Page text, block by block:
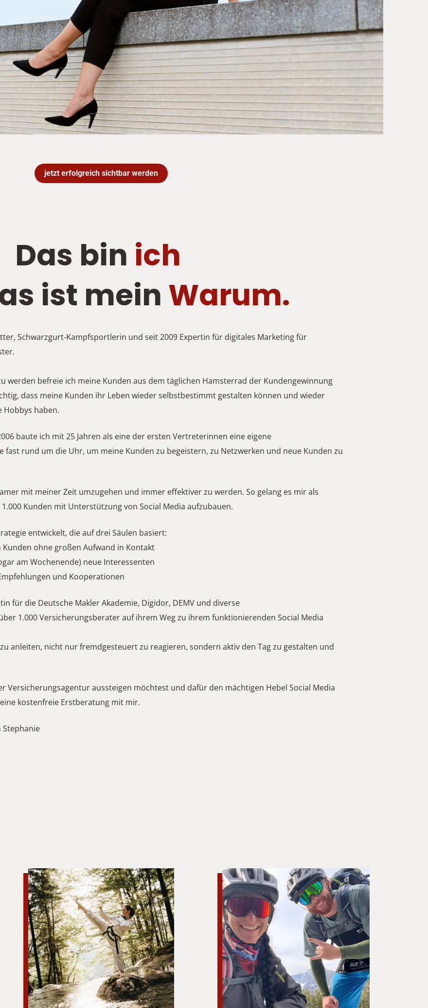
jetzt erfolgreich sichtbar werden
Das bin ich
ist mein Warum.
Schwarzgurt-Kampfsportlerin und seit 2009 Expertin für digitales Marketing für
werden befreie ich meine Kunden aus dem täglichen Hamsterrad der Kundengewinnung
dass meine Kunden ihr Leben wieder selbstbestimmt gestalten können und wieder
Hobbys haben.
baute ich mit 25 Jahren als eine der ersten Vertreterinnen eine eigene
rund um die Uhr, um meine Kunden zu begeistern, zu Netzwerken und neue Kunden zu
mit meiner Zeit umzugehen und immer effektiver zu werden. So gelang es mir als
Kunden mit Unterstützung von Social Media aufzubauen.
entwickelt, die auf drei Säulen basiert:
Kunden ohne großen Aufwand in Kontakt
am Wochenende) neue Interessenten
Empfehlungen und Kooperationen
für die Deutsche Makler Akademie, Digidor, DEMV und diverse
1.000 Versicherungsberater auf ihrem Weg zu ihrem funktionierenden Social Media
anleiten, nicht nur fremdgesteuert zu reagieren, sondern aktiv den Tag zu gestalten und
Versicherungsagentur aussteigen möchtest und dafür den mächtigen Hebel Social Media
kostenfreie Erstberatung mit mir.
Stephanie